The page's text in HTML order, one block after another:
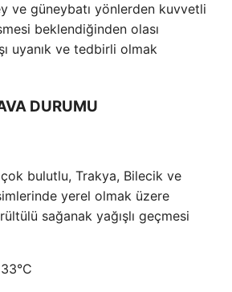
ve güneybatı yönlerden kuvvetli
beklendiğinden olası
uyanık ve tedbirli olmak
DURUMU
çok bulutlu, Trakya, Bilecik ve
yerel olmak üzere
sağanak yağışlı geçmesi